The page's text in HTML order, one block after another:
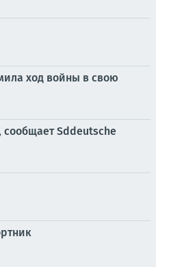
ход войны в свою
сообщает Sddeutsche